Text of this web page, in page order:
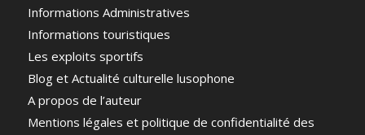
Informations Administratives
Informations touristiques
Les exploits sportifs
Blog et Actualité culturelle lusophone
A propos de l’auteur
Mentions légales et politique de confidentialité des